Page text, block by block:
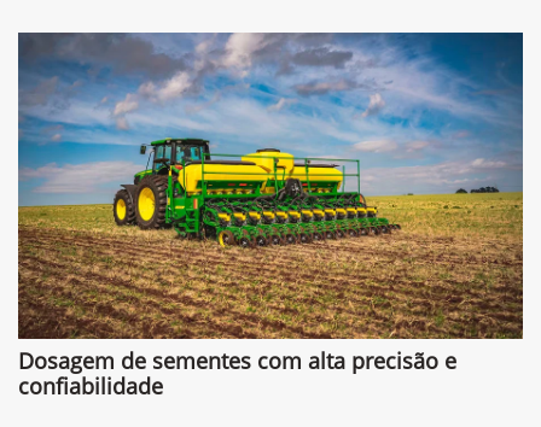
Dosagem de sementes com alta precisão e
confiabilidade